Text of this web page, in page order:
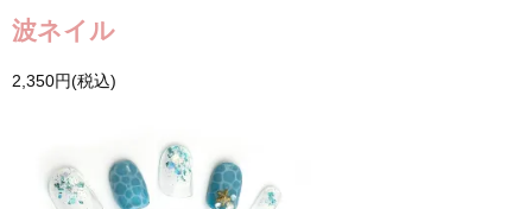
波ネイル
2,350円(税込)